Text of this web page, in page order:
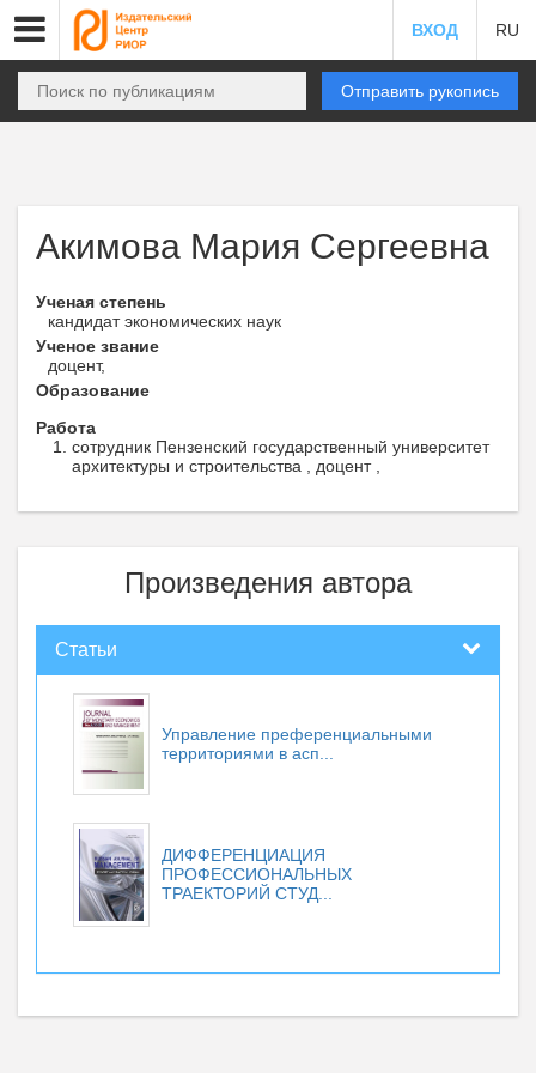
ВХОД RU
Отправить рукопись
Акимова Мария Сергеевна
Ученая степень
кандидат экономических наук
Ученое звание
доцент,
Образование
Работа
сотрудник Пензенский государственный университет
архитектуры и строительства , доцент ,
Произведения автора
Статьи
Управление преференциальными
территориями в асп...
ДИФФЕРЕНЦИАЦИЯ
ПРОФЕССИОНАЛЬНЫХ
ТРАЕКТОРИЙ СТУД...